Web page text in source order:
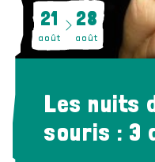
21
août
28
août
Les nuits
souris : 3